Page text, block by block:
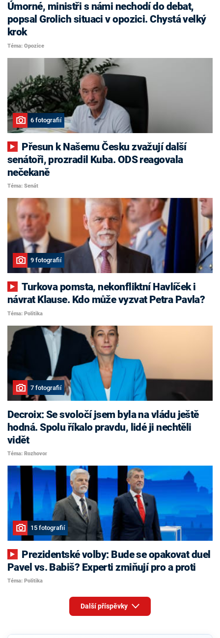
Úmorné, ministři s námi nechodí do debat,
popsal Grolich situaci v opozici. Chystá velký
krok
Téma: Opozice
6 fotografií
senátoři, prozradil Kuba. ODS reagovala
nečekaně
Téma: Senát
9 fotografií
Turkova pomsta, nekonfliktní Havlíček i
návrat Klause. Kdo může vyzvat Petra Pavla?
Téma: Politika
7 fotografií
Decroix: Se svoločí jsem byla na vládu ještě
hodná. Spolu říkalo pravdu, lidé ji nechtěli
vidět
Téma: Rozhovor
15 fotografií
Pavel vs. Babiš? Experti zmiňují pro a proti
Téma: Politika
Další příspěvky